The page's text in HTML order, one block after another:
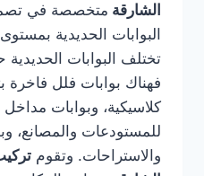
الشارقة متخصصة في
البوابات الحديدية
تختلف البوابات
فهناك بوابات فلل
كلاسيكية، وبوابات مداخل
للمستودعات والمصانع،
والاستراحات. وتقوم